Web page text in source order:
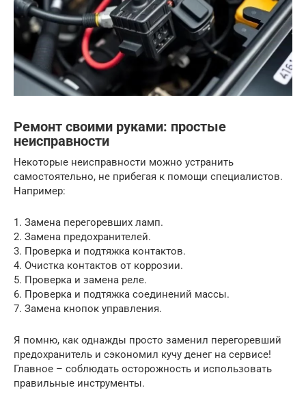
Ремонт своими руками: простые
неисправности
Некоторые неисправности можно устранить
самостоятельно, не прибегая к помощи специалистов.
Например:
1. Замена перегоревших ламп.
2. Замена предохранителей.
3. Проверка и подтяжка контактов.
4. Очистка контактов от коррозии.
5. Проверка и замена реле.
6. Проверка и подтяжка соединений массы.
7. Замена кнопок управления.
Я помню, как однажды просто заменил перегоревший
предохранитель и сэкономил кучу денег на сервисе!
Главное – соблюдать осторожность и использовать
правильные инструменты.